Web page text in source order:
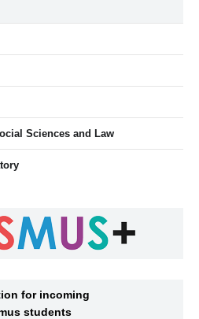
Sciences and Law
for incoming
students